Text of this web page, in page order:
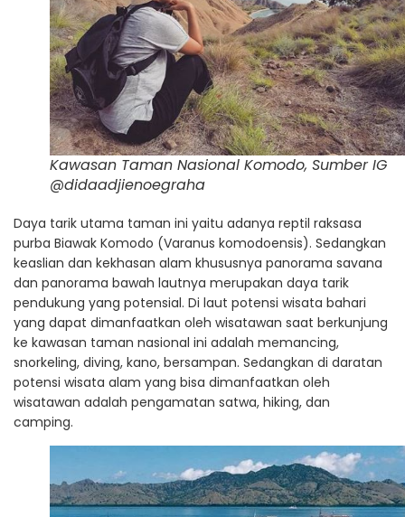
Kawasan Taman Nasional Komodo, Sumber IG
@didaadjienoegraha
Daya tarik utama taman ini yaitu adanya reptil raksasa
purba Biawak Komodo (Varanus komodoensis). Sedangkan
keaslian dan kekhasan alam khususnya panorama savana
dan panorama bawah lautnya merupakan daya tarik
pendukung yang potensial. Di laut potensi wisata bahari
yang dapat dimanfaatkan oleh wisatawan saat berkunjung
ke kawasan taman nasional ini adalah memancing,
snorkeling, diving, kano, bersampan. Sedangkan di daratan
potensi wisata alam yang bisa dimanfaatkan oleh
wisatawan adalah pengamatan satwa, hiking, dan
camping.